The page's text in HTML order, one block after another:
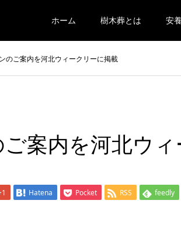
ホーム 樹木葬とは 安
のご案内を河北ウィークリーに掲載
案内を河北ウ
Hatena Pocket RSS feedly